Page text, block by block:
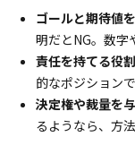
ゴールと期待値
明だとNG。数
責任を持てる役
的なポジション
決定権や裁量を
るようなら、方